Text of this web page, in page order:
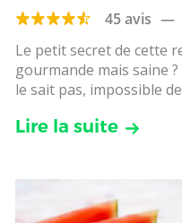
45 avis —
Le petit secret de cette
gourmande mais saine
le sait pas, impossible
Lire la suite